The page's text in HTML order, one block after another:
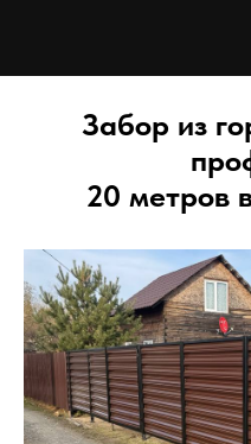
Забор из
20 метров